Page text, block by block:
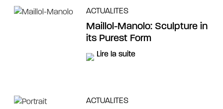
ACTUALITES
Maillol-Manolo: Sculpture in
its Purest Form
Lire la suite
ACTUALITES